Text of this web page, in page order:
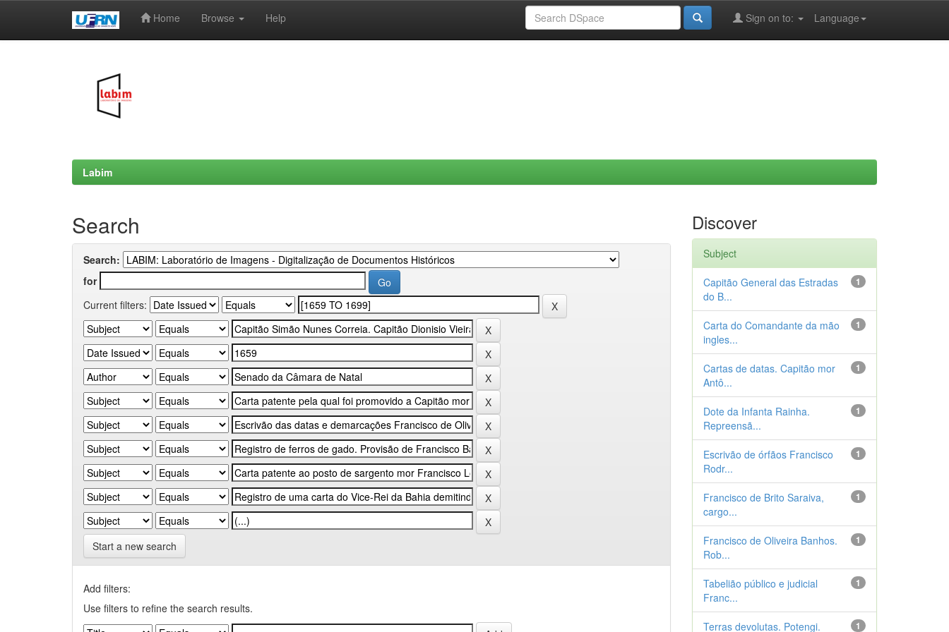
Home Browse Help Language
Sign on to:
Labim
Search
Search:
for
Current filters:
Start a new search
Add filters:
Use filters to refine the search results.
Discover
Subject
1
Capitão General das Estradas
do B...
1
Carta do Comandante da mão
ingles...
1
Cartas de datas. Capitão mor
Antô...
1
Dote da Infanta Rainha.
Repreensã...
1
Escrivão de órfãos Francisco
Rodr...
1
Francisco de Brito Saraiva,
cargo...
1
Francisco de Oliveira Banhos.
Rob...
1
Tabelião público e judicial
Franc...
1
Terras devolutas. Potengi.